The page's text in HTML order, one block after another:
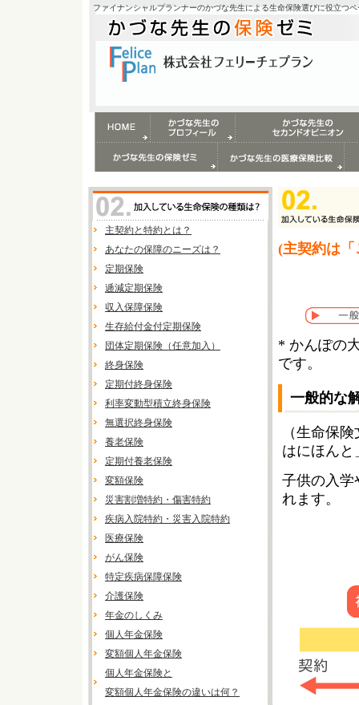
ファイナンシャルプランナーのかづな先生による生命保険選びに役立つ
主契約と特約とは？
あなたの保障のニーズは？
定期保険
逓減定期保険
収入保障保険
生存給付金付定期保険
団体定期保険（任意加入）
終身保険
定期付終身保険
利率変動型積立終身保険
無選択終身保険
養老保険
定期付養老保険
変額保険
災害割増特約・傷害特約
疾病入院特約・災害入院特約
医療保険
がん保険
特定疾病保障保険
介護保険
年金のしくみ
個人年金保険
変額個人年金保険
個人年金保険と
変額個人年金保険の違いは何？
(主契約は
* かんぽの
です。
一般的
（生命保
はにほんと
子供の入学
れます。